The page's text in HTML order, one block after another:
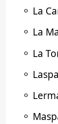
⚬ La
⚬ La
⚬ La
⚬
⚬
⚬